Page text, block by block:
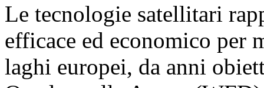
Le tecnologie satellitari
efficace ed economico per
laghi europei, da anni